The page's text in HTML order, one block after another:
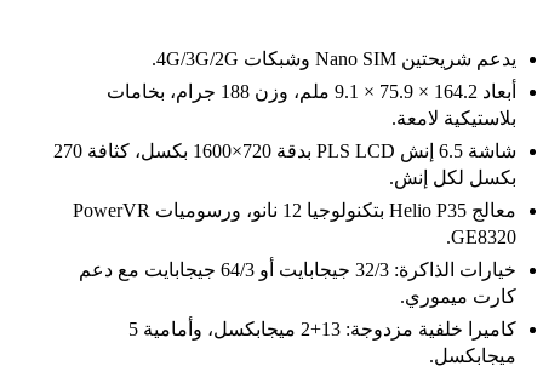
يدعم شريحتين Nano SIM وشبكات 4G/3G/2G.
أبعاد 164.2 × 75.9 × 9.1 ملم، وزن 188 جرام، بخامات
بلاستيكية لامعة.
شاشة 6.5 إنش PLS LCD بدقة 720×1600 بكسل، كثافة 270
بكسل لكل إنش.
معالج Helio P35 بتكنولوجيا 12 نانو، ورسوميات PowerVR
GE8320.
خيارات الذاكرة: 32/3 جيجابايت أو 64/3 جيجابايت مع دعم
كارت ميموري.
كاميرا خلفية مزدوجة: 13+2 ميجابكسل، وأمامية 5
ميجابكسل.